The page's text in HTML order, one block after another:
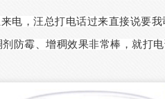
电，汪总打电话过来直接说要
防霉、增稠效果非常棒，就打